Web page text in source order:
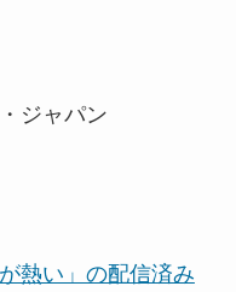
ジャパン
熱い」の配信済み